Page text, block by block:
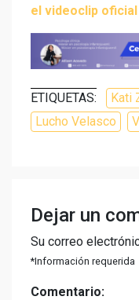
el videoclip oficial
ETIQUETAS: Kati
Lucho Velasco
Dejar un
Su correo
*Información requerida
Comentario: